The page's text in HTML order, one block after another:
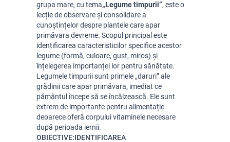
grupa mare, cu tema„Legume timpurii”, este o
lecție de observare și consolidare a
cunoștințelor despre plantele care apar
primăvara devreme. Scopul principal este
identificarea caracteristicilor specifice acestor
legume (formă, culoare, gust, miros) și
înțelegerea importanței lor pentru sănătate.
Legumele timpurii sunt primele „daruri” ale
grădinii care apar primăvara, imediat ce
pământul începe să se încălzească. Ele sunt
extrem de importante pentru alimentație
deoarece oferă corpului vitaminele necesare
după perioada iernii.
OBIECTIVE:IDENTIFICAREA